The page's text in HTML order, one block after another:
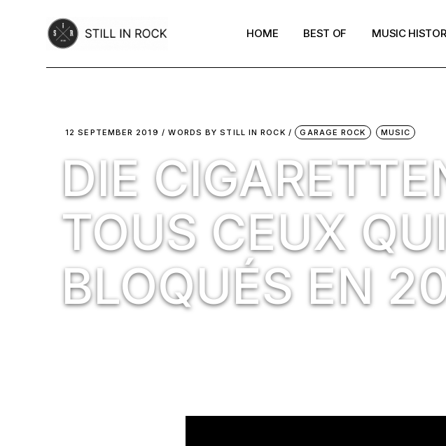
HOME BEST OF MUSIC
12 SEPTEMBER 2019 WORDS BYSTILL IN ROCK GARAGE ROCK MUSIC
DIE
TOUS CEUX
BLOQUÉS EN